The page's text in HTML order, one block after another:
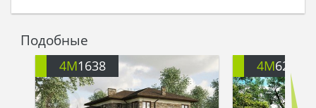
хотелось сказать: «Занавес». Большой дом
смотрелся строго и стильно, и его гармонию
сложно было передать словами. Только музыка
ветра, гулявшего вокруг украшенных камнем
стен, напоминала о том, что здесь кто-то живет…
Подобные
4M1638 4M628